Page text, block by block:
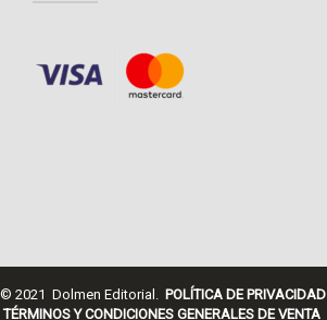
© 2021 Dolmen Editorial. POLÍTICA DE PRIVACIDAD
TÉRMINOS Y CONDICIONES GENERALES DE VENTA